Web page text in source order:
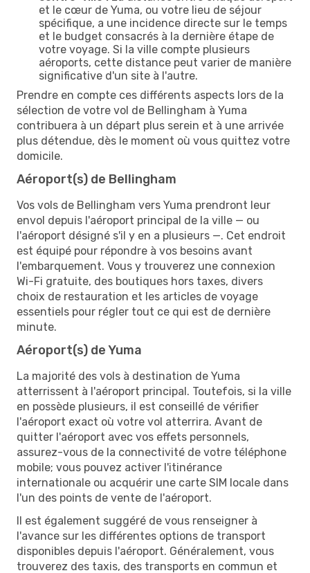
et le cœur de Yuma, ou votre lieu de séjour
spécifique, a une incidence directe sur le temps
et le budget consacrés à la dernière étape de
votre voyage. Si la ville compte plusieurs
aéroports, cette distance peut varier de manière
significative d'un site à l'autre.
Prendre en compte ces différents aspects lors de la
sélection de votre vol de Bellingham à Yuma
contribuera à un départ plus serein et à une arrivée
plus détendue, dès le moment où vous quittez votre
domicile.
Aéroport(s) de Bellingham
Vos vols de Bellingham vers Yuma prendront leur
envol depuis l'aéroport principal de la ville — ou
l'aéroport désigné s'il y en a plusieurs —. Cet endroit
est équipé pour répondre à vos besoins avant
l'embarquement. Vous y trouverez une connexion
Wi-Fi gratuite, des boutiques hors taxes, divers
choix de restauration et les articles de voyage
essentiels pour régler tout ce qui est de dernière
minute.
Aéroport(s) de Yuma
La majorité des vols à destination de Yuma
atterrissent à l'aéroport principal. Toutefois, si la ville
en possède plusieurs, il est conseillé de vérifier
l'aéroport exact où votre vol atterrira. Avant de
quitter l'aéroport avec vos effets personnels,
assurez-vous de la connectivité de votre téléphone
mobile; vous pouvez activer l'itinérance
internationale ou acquérir une carte SIM locale dans
l'un des points de vente de l'aéroport.
Il est également suggéré de vous renseigner à
l'avance sur les différentes options de transport
disponibles depuis l'aéroport. Généralement, vous
trouverez des taxis, des transports en commun et